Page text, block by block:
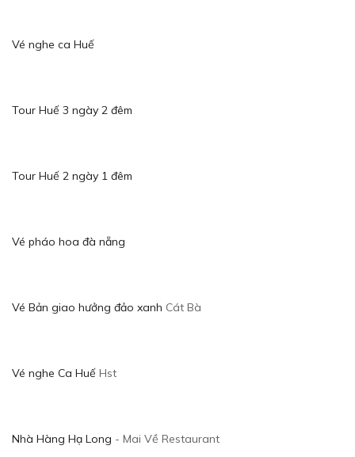
Vé nghe ca Huế
Tour Huế 3 ngày 2 đêm
Tour Huế 2 ngày 1 đêm
Vé pháo hoa đà nẵng
Vé Bản giao hưởng đảo xanh Cát Bà
Vé nghe Ca Huế Hst
Nhà Hàng Hạ Long - Mai Về Restaurant